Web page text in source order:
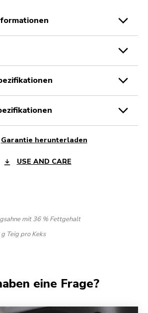
Garantie herunterladen
USE AND CARE
mit 36 % Fettgehalt
Teig pro Keks
eine Frage?